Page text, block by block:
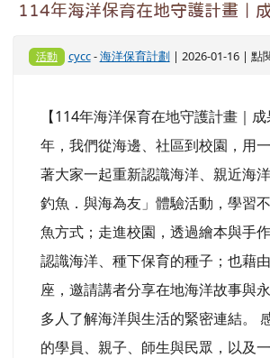
114年海洋保育在地守護計畫｜
活動 cycc-海洋保育計劃| 2026-01-16 | 點
【114年海洋保育在地守護計畫｜
年，我們從海邊、社區到校園，用
著大家一起重新認識海洋、親近海
釣魚．與海為友」體驗活動，學習
魚方式；走進校園，透過繪本與手
認識海洋、種下保育的種子；也藉
座，邀請講者分享在地海洋故事與
多人了解海洋與生活的緊密連結。
的學員、親子、師生與民眾，以及